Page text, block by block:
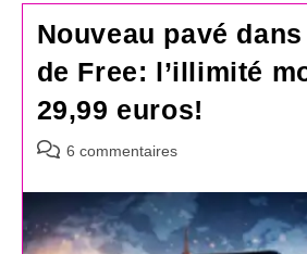
Nouveau pavé
de Free: l’illimité
29,99 euros!
Commentaires
la
publication :
6 commentaires